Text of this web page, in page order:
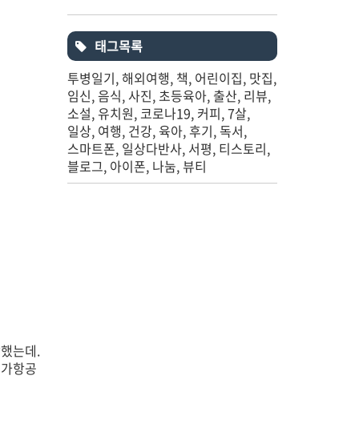
는데.
항공
태그목록
투병일기 해외여행 책 어린이집 맛집
임신 음식 사진 초등육아 출산 리뷰
소설 유치원 코로나19 커피 7살
일상 여행 건강 육아 후기 독서
스마트폰 일상다반사 서평 티스토리
블로그 아이폰 나눔 뷰티